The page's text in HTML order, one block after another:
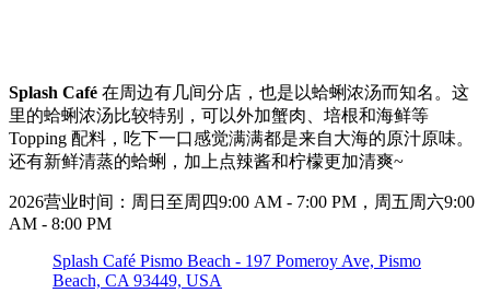
Splash Café 在周边有几间分店，也是以蛤蜊浓汤而知名。这
里的蛤蜊浓汤比较特别，可以外加蟹肉、培根和海鲜等
Topping 配料，吃下一口感觉满满都是来自大海的原汁原味。
还有新鲜清蒸的蛤蜊，加上点辣酱和柠檬更加清爽~
2026营业时间：周日至周四9:00 AM - 7:00 PM，周五周六9:00
AM - 8:00 PM
Splash Café Pismo Beach - 197 Pomeroy Ave, Pismo
Beach, CA 93449, USA